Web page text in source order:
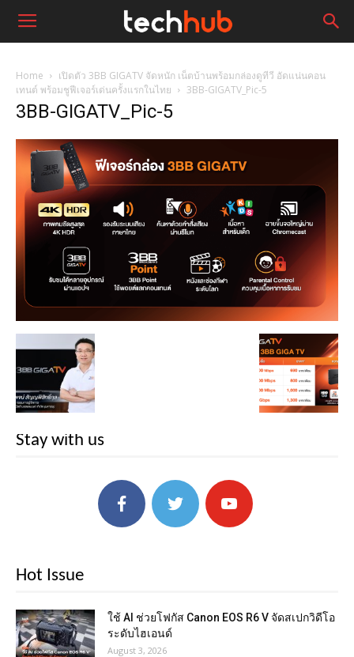
Home
เปิดตัว 3BB GIGATV จัดหนัก เน็ตบ้านพร้อมกล่องดูทีวี อัดแน่นคอน
เทนต์ พร้อมชูฟีเจอร์เด่นครั้งแรกในไทย
3BB-GIGATV_Pic-5
3BB-GIGATV_Pic-5
Stay with us
Hot Issue
ใช้ AI ช่วยโฟกัส Canon EOS R6 V จัดสเปกวิดีโอ
ระดับไฮเอนด์
August 3, 2026